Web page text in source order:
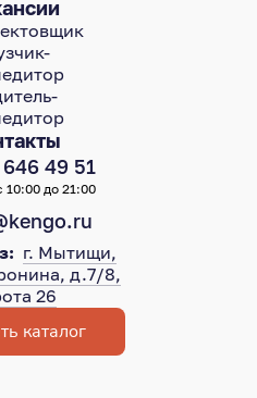
49 51
10:00 до 21:00
г. Мытищи,
д.7/8,
26
каталог